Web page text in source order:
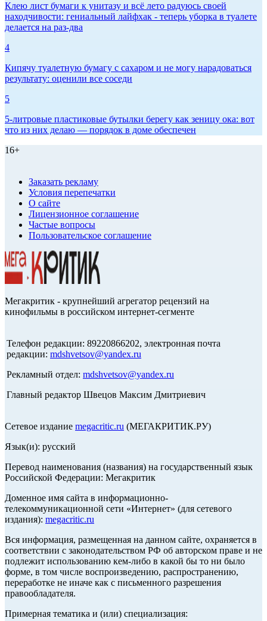
Клею лист бумаги к унитазу и всё лето радуюсь своей
находчивости: гениальный лайфхак - теперь уборка в туалете
делается на раз-два
4
Кипячу туалетную бумагу с сахаром и не могу нарадоваться
результату: оценили все соседи
5
5-литровые пластиковые бутылки берегу как зеницу ока: вот
что из них делаю — порядок в доме обеспечен
16+
Заказать рекламу
Условия перепечатки
О сайте
Лицензионное соглашение
Частые вопросы
Пользовательское соглашение
Мегакритик - крупнейший агрегатор рецензий на
кинофильмы в российском интернет-сегменте
Телефон редакции: 89220866202, электронная почта
редакции: mdshvetsov@yandex.ru
Рекламный отдел: mdshvetsov@yandex.ru
Главный редактор Швецов Максим Дмитриевич
Сетевое издание megacritic.ru (МЕГАКРИТИК.РУ)
Язык(и): русский
Перевод наименования (названия) на государственный язык
Российской Федерации: Мегакритик
Доменное имя сайта в информационно-
телекоммуникационной сети «Интернет» (для сетевого
издания): megacritic.ru
Вся информация, размещенная на данном сайте, охраняется в
соответствии с законодательством РФ об авторском праве и не
подлежит использованию кем-либо в какой бы то ни было
форме, в том числе воспроизведению, распространению,
переработке не иначе как с письменного разрешения
правообладателя.
Примерная тематика и (или) специализация: